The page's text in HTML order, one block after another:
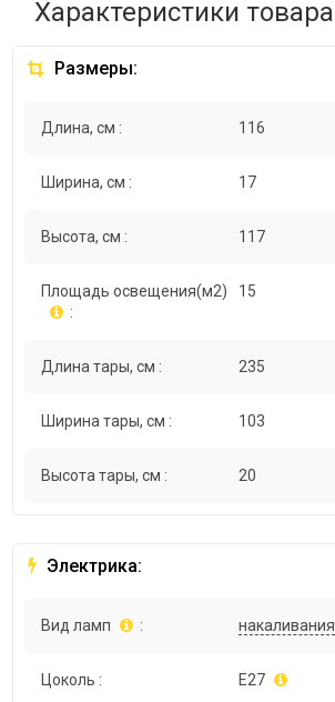
Характеристики товара
Размеры:
Длина, см : 116
Ширина, см : 17
Высота, см : 117
Площадь освещения(м2)
:
15
Длина тары, см : 235
Ширина тары, см : 103
Высота тары, см : 20
Электрика:
Вид ламп : накаливания
Цоколь : E27